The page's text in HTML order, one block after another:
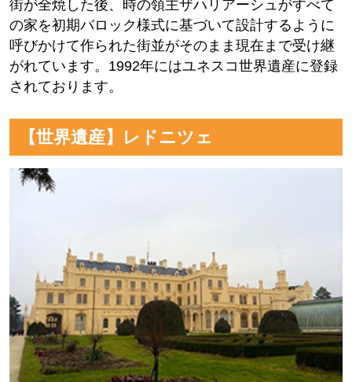
街が全焼した後、時の領主ザハリアーシュがすべて
の家を初期バロック様式に基づいて設計するように
呼びかけて作られた街並がそのまま現在まで受け継
がれています。1992年にはユネスコ世界遺産に登録
されております。
【世界遺産】レドニツェ